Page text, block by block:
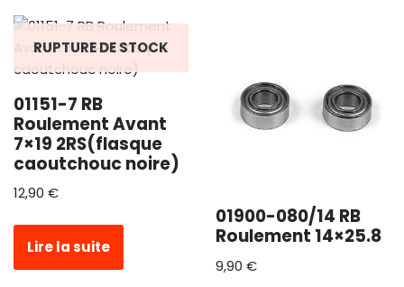
RUPTURE DE STOCK
01151-7 RB
Roulement Avant
7×19 2RS(flasque
caoutchouc noire)
12,90 €
Lire la suite
01900-080/14 RB
Roulement 14×25.8
9,90 €